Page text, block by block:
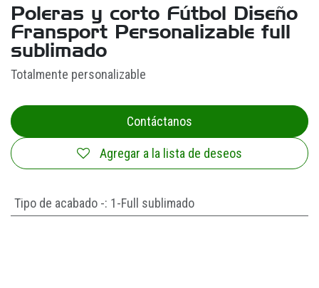
Poleras y corto Fútbol Diseño
Fransport Personalizable full
sublimado
Totalmente personalizable
Contáctanos
Agregar a la lista de deseos
Tipo de acabado -: 1-Full sublimado